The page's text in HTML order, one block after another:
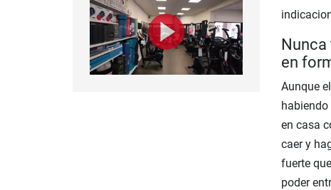
Nunca
en
Aunque
habiendo
en casa
caer y
fuerte
poder